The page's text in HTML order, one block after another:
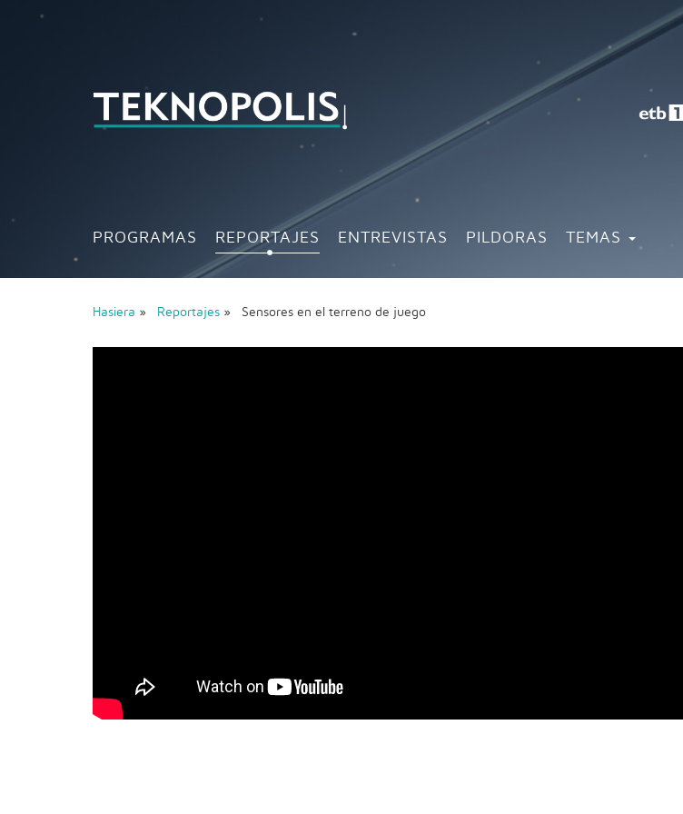
PROGRAMAS REPORTAJES ENTREVISTAS PILDORAS TEMAS
Hasiera » Reportajes » Sensores en el terreno de juego